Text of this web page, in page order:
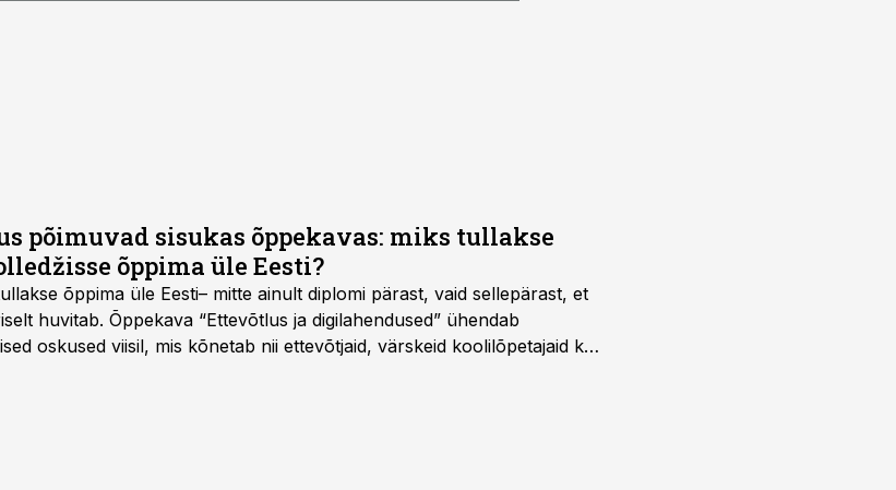
põimuvad sisukas õppekavas: miks tullakse
õppima üle Eesti?
õppima üle Eesti– mitte ainult diplomi pärast, vaid sellepärast, et
huvitab. Õppekava “Ettevõtlus ja digilahendused” ühendab
oskused viisil, mis kõnetab nii ettevõtjaid, värskeid koolilõpetajaid kui